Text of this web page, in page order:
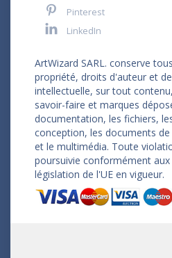
Pinterest
LinkedIn
ArtWizard SARL. conserve
propriété, droits d'auteur et
intellectuelle, sur tout
savoir-faire et marques
documentation, les fichiers,
conception, les documents
et le multimédia. Toute
poursuivie conformément
législation de l'UE en vigueur.